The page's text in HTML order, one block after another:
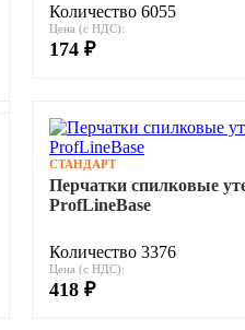
Количество 6055
Цена (с НДС):
174 ₽
СТАНДАРТ
Перчатки спилковые
ProfLineBase
Количество 3376
Цена (с НДС):
418 ₽